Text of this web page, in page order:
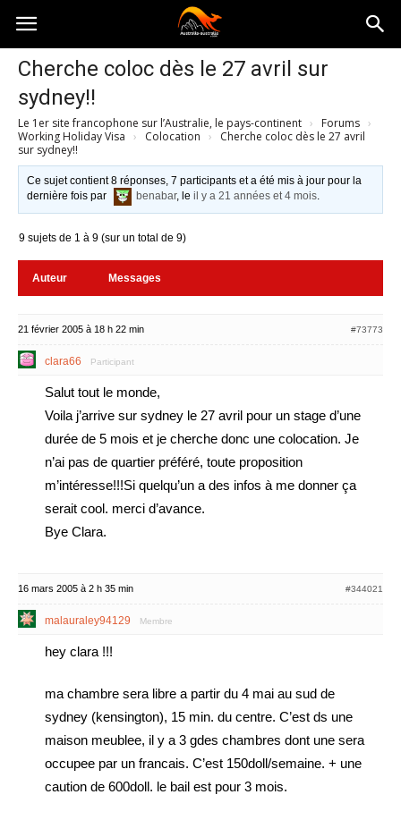
Australia-
australie.com
Cherche coloc dès le 27 avril sur
sydney!!
Le 1er site francophone sur l’Australie, le pays-continent › Forums ›
Working Holiday Visa › Colocation ›
Cherche coloc dès le 27 avril
sur sydney!!
Ce sujet contient 8 réponses, 7 participants et a été mis à jour pour la
dernière fois par
benabar, leil y a 21 années et 4 mois.
9 sujets de 1 à 9 (sur un total de 9)
Auteur Messages
21 février 2005 à 18 h 22 min #73773
clara66 Participant
Salut tout le monde,
Voila j’arrive sur sydney le 27 avril pour un stage d’une
durée de 5 mois et je cherche donc une colocation. Je
n’ai pas de quartier préféré, toute proposition
m’intéresse!!!Si quelqu’un a des infos à me donner ça
serait cool. merci d’avance.
Bye Clara.
16 mars 2005 à 2 h 35 min #344021
malauraley94129 Membre
hey clara !!!
ma chambre sera libre a partir du 4 mai au sud de
sydney (kensington), 15 min. du centre. C’est ds une
maison meublee, il y a 3 gdes chambres dont une sera
occupee par un francais. C’est 150doll/semaine. + une
caution de 600doll. le bail est pour 3 mois.